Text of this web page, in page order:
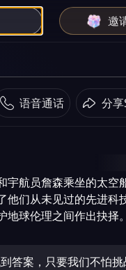
邀
语音通话 分
宇航员詹森乘坐的太空
他们从未见过的先进科
球伦理之间作出抉择。
答案，只要我们不怕挑